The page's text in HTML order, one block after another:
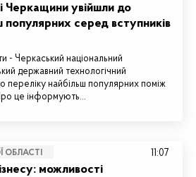
Черкащини увійшли до
популярних серед вступників
- Черкаський національний
державний технологічний
переліку найбільш популярних поміж
Про це інформують…
ОБЛАСТІ
можливості
11:07